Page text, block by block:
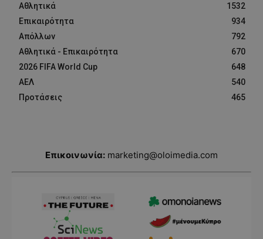
Αθλητικά
1532
Επικαιρότητα
934
Απόλλων
792
Αθλητικά - Επικαιρότητα
670
2026 FIFA World Cup
648
ΑΕΛ
540
Προτάσεις
465
Επικοινωνία: marketing@oloimedia.com